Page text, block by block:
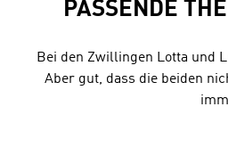
PASSENDE
Bei den Zwillingen Lotta und
Aber gut, dass die beiden